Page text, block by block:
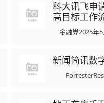
科大讯飞申
高目标工作
金融界2025年5
新闻简讯数